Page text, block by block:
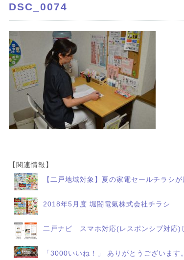
DSC_0074
【関連情報】
【二戸地域対象】夏の家電セールチラシが
2018年5月度 堀閤電氣株式会社チラシ
二戸ナビ スマホ対応(レスポンシブ対応)
「3000いいね！」 ありがとうございます。